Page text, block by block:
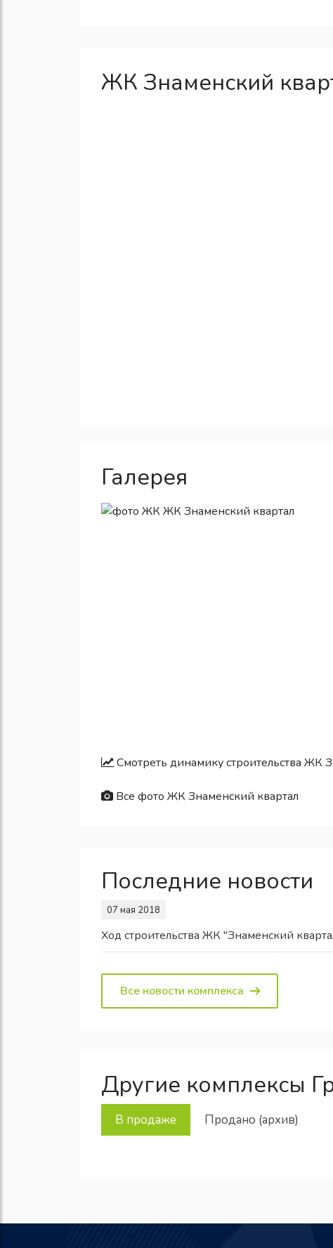
ЖК Знаменский
Галерея
Смотреть динамику строительства ЖК
Все фото ЖК Знаменский квартал
Последние новости
07 мая 2018
Ход строительства ЖК "Знаменский
Все новости комплекса
Другие комплексы
В продаже Продано (архив)